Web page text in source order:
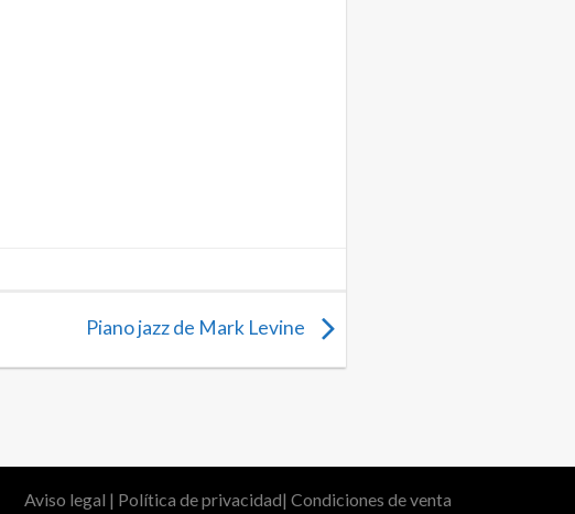
Piano jazz de Mark Levine
Aviso legal | Política de privacidad| Condiciones de venta